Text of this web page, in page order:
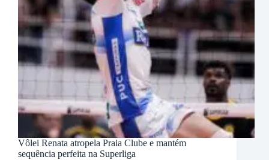
Vôlei Renata atropela Praia Clube e mantém
sequência perfeita na Superliga